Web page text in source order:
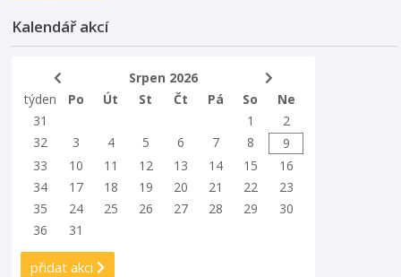
Kalendář akcí
Srpen 2026
týden
Po Út St Čt Pá So
Ne
31
1
2
32
3 4 5 6 7 8
9
33
10 11 12 13 14 15
16
34
17 18 19 20 21 22
23
35
24 25 26 27 28 29
30
36
31
přidat akci